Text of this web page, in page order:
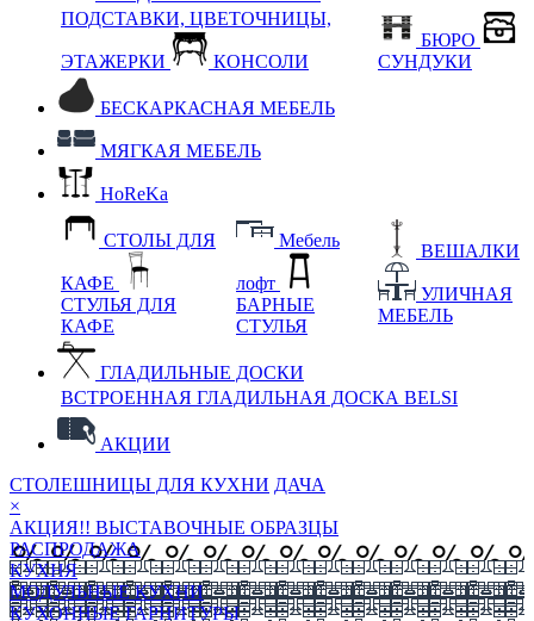
ПОДСТАВКИ, ЦВЕТОЧНИЦЫ,
ЭТАЖЕРКИ КОНСОЛИ
БЮРО
СУНДУКИ
БЕСКАРКАСНАЯ МЕБЕЛЬ
МЯГКАЯ МЕБЕЛЬ
HoReKa
СТОЛЫ ДЛЯ
КАФЕ
СТУЛЬЯ ДЛЯ
КАФЕ
Мебель
лофт
БАРНЫЕ
СТУЛЬЯ
ВЕШАЛКИ
УЛИЧНАЯ
МЕБЕЛЬ
ГЛАДИЛЬНЫЕ ДОСКИ
ВСТРОЕННАЯ ГЛАДИЛЬНАЯ ДОСКА BELSI
АКЦИИ
СТОЛЕШНИЦЫ ДЛЯ КУХНИ ДАЧА
×
АКЦИЯ!! ВЫСТАВОЧНЫЕ ОБРАЗЦЫ
РАСПРОДАЖА
КУХНЯ
МОДУЛЬНЫЕ КУХНИ
КУХОННЫЕ ГАРНИТУРЫ